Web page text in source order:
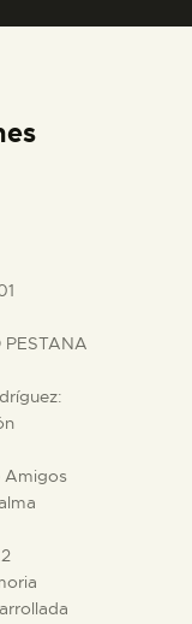
PESTANA
Amigos